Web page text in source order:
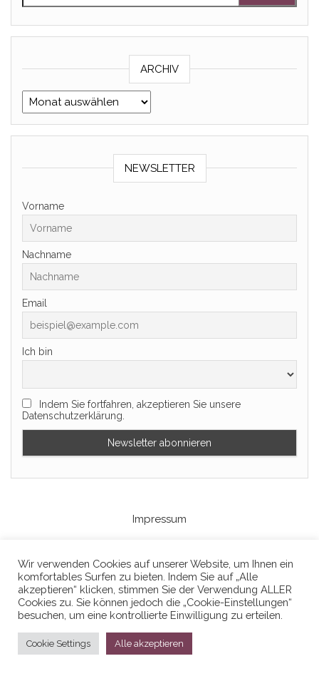
ARCHIV
Archiv
NEWSLETTER
Vorname
Nachname
Email
Ich bin
Indem Sie fortfahren, akzeptieren Sie unsere
Datenschutzerklärung.
Impressum
Kontakt
Datenschutzerklaerung
Wir verwenden Cookies auf unserer Website, um Ihnen ein
komfortables Surfen zu bieten. Indem Sie auf „Alle
akzeptieren“ klicken, stimmen Sie der Verwendung ALLER
Cookies zu. Sie können jedoch die „Cookie-Einstellungen“
besuchen, um eine kontrollierte Einwilligung zu erteilen.
Cookie Settings Alle akzeptieren